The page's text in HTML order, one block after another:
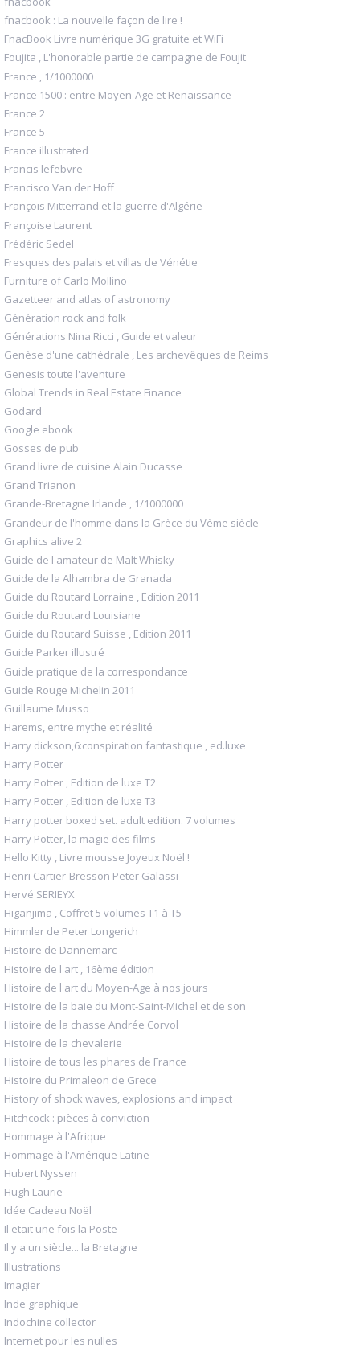
fnacbook : La nouvelle façon de lire !
FnacBook Livre numérique 3G gratuite et WiFi
Foujita , L'honorable partie de campagne de Foujit
France , 1/1000000
France 1500 : entre Moyen-Age et Renaissance
France 2
France 5
France illustrated
Francis lefebvre
Francisco Van der Hoff
François Mitterrand et la guerre d'Algérie
Françoise Laurent
Frédéric Sedel
Fresques des palais et villas de Vénétie
Furniture of Carlo Mollino
Gazetteer and atlas of astronomy
Génération rock and folk
Générations Nina Ricci , Guide et valeur
Genèse d'une cathédrale , Les archevêques de Reims
Genesis toute l'aventure
Global Trends in Real Estate Finance
Godard
Google ebook
Gosses de pub
Grand livre de cuisine Alain Ducasse
Grand Trianon
Grande-Bretagne Irlande , 1/1000000
Grandeur de l'homme dans la Grèce du Vème siècle
Graphics alive 2
Guide de l'amateur de Malt Whisky
Guide de la Alhambra de Granada
Guide du Routard Lorraine , Edition 2011
Guide du Routard Louisiane
Guide du Routard Suisse , Edition 2011
Guide Parker illustré
Guide pratique de la correspondance
Guide Rouge Michelin 2011
Guillaume Musso
Harems, entre mythe et réalité
Harry dickson,6:conspiration fantastique , ed.luxe
Harry Potter
Harry Potter , Edition de luxe T2
Harry Potter , Edition de luxe T3
Harry potter boxed set. adult edition. 7 volumes
Harry Potter, la magie des films
Hello Kitty , Livre mousse Joyeux Noël !
Henri Cartier-Bresson Peter Galassi
Hervé SERIEYX
Higanjima , Coffret 5 volumes T1 à T5
Himmler de Peter Longerich
Histoire de Dannemarc
Histoire de l'art , 16ème édition
Histoire de l'art du Moyen-Age à nos jours
Histoire de la baie du Mont-Saint-Michel et de son
Histoire de la chasse Andrée Corvol
Histoire de la chevalerie
Histoire de tous les phares de France
Histoire du Primaleon de Grece
History of shock waves, explosions and impact
Hitchcock : pièces à conviction
Hommage à l'Afrique
Hommage à l'Amérique Latine
Hubert Nyssen
Hugh Laurie
Idée Cadeau Noël
Il etait une fois la Poste
Il y a un siècle... la Bretagne
Illustrations
Imagier
Inde graphique
Indochine collector
Internet pour les nulles